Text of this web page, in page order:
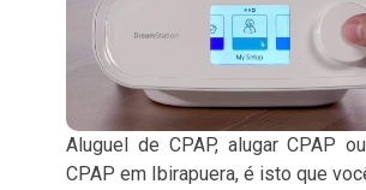
Aluguel de CPAP, alugar CPAP
CPAP em Ibirapuera, é isto que